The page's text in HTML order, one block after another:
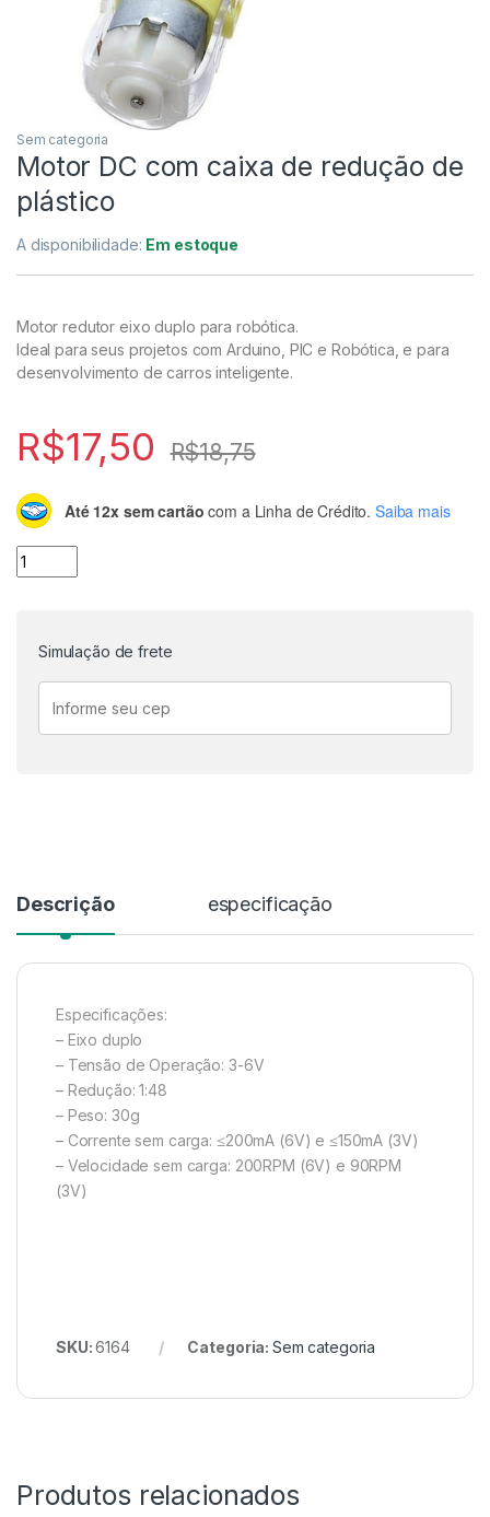
Sem categoria
Motor DC com caixa de redução de
plástico
A disponibilidade: Em estoque
Motor redutor eixo duplo para robótica.
Ideal para seus projetos com Arduino, PIC e Robótica, e para
desenvolvimento de carros inteligente.
R$17,50 R$18,75
Até 12x sem cartão com a Linha de Crédito. Saiba mais
Motor DC com caixa de redução de plástico quantidade
Simulação de frete
Descrição especificação
Especificações:
– Eixo duplo
– Tensão de Operação: 3-6V
– Redução: 1:48
– Peso: 30g
– Corrente sem carga: ≤200mA (6V) e ≤150mA (3V)
– Velocidade sem carga: 200RPM (6V) e 90RPM
(3V)
SKU:6164 Categoria: Sem categoria
Produtos relacionados